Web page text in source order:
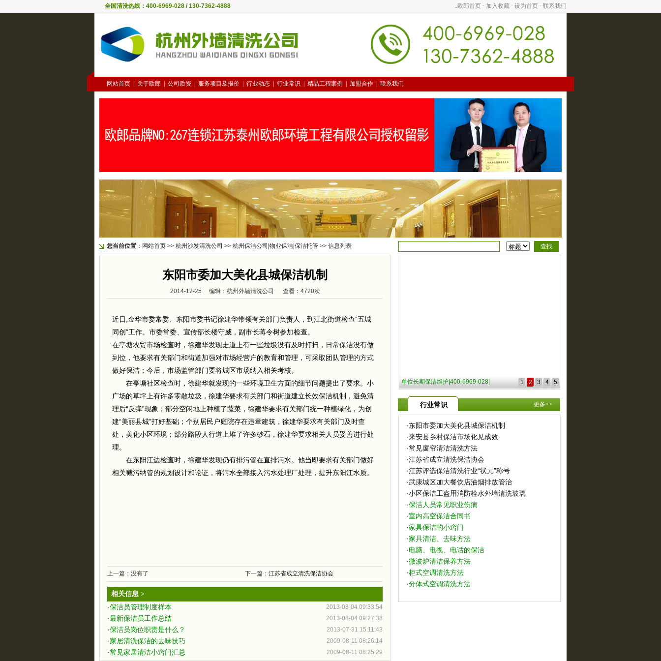
全国清洗热线：400-6969-028 / 130-7362-4888 ..欧郎首页 · 加入收藏 · 设为首页 · 联系我们
网站首页 关于欧郎 公司质资 服务项目及报价 行业动态 行业常识 精品工程案例 加盟合作 联系我们
您当前位置 ： 网站首页 >> 杭州沙发清洗公司 >> 杭州保洁公司|物业保洁|保洁托管 >> 信息列表
东阳市委加大美化县城保洁机制
2014-12-25 编辑：杭州外墙清洗公司 查看：4720次
近日,金华市委常委、东阳市委书记徐建华带领有关部门负责人，到江北街道检查“五城
同创”工作。市委常委、宣传部长楼守威，副市长蒋令树参加检查。
在亭塘农贸市场检查时，徐建华发现走道上有一些垃圾没有及时打扫， 日常保洁没有做
到位，他要求有关部门和街道加强对市场经营户的教育和管理，可采取团队管理的方式
做好保洁；今后，市场监管部门要将城区市场纳入相关考核。
在亭塘社区检查时，徐建华就发现的一些环境卫生方面的细节问题提出了要求。小
广场的草坪上有许多零散垃圾，徐建华要求有关部门和街道建立长效保洁机制，避免清
理后“反弹”现象；部分空闲地上种植了蔬菜，徐建华要求有关部门统一种植绿化，为创
建“美丽县城”打好基础；个别居民户庭院存在违章建筑，徐建华要求有关部门及时查
处，美化小区环境；部分路段人行道上堆了许多砂石，徐建华要求相关人员妥善进行处
理。
在东阳江边检查时，徐建华发现仍有排污管在直排污水。他当即要求有关部门做好
相关截污纳管的规划设计和论证，将污水全部接入污水处理厂处理，提升东阳江水质。
上一篇：没有了 下一篇： 江苏省成立清洗保洁协会
相关信息 >
·保洁员管理制度样本 2013-08-04 09:33:54
·最新保洁员工作总结 2013-08-04 09:27:38
·保洁员岗位职责是什么？ 2013-07-31 15:11:43
·家居清洗保洁的去味技巧 2009-08-11 08:26:14
·常见家居清洁小窍门汇总 2009-08-11 08:25:29
单位长期保洁维护|400-6969-028| 1 2 3 4 5
行业常识 更多>>
·东阳市委加大美化县城保洁机制
·来安县乡村保洁市场化见成效
·常见窗帘清洁清洗方法
·江苏省成立清洗保洁协会
·江苏评选保洁清洗行业“状元”称号
·武康城区加大餐饮店油烟排放管治
·小区保洁工盗用消防栓水外墙清洗玻璃
·保洁人员常见职业伤病
·室内高空保洁合同书
·家具保洁的小窍门
·家具清洁、去味方法
·电脑、电视、电话的保洁
·微波炉清洁保养方法
·柜式空调清洗方法
·分体式空调清洗方法